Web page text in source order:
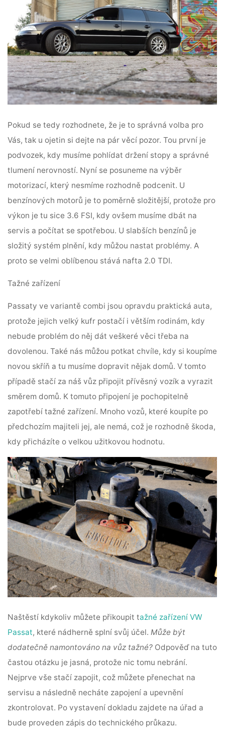
Pokud se tedy rozhodnete, že je to správná volba pro
Vás, tak u ojetin si dejte na pár věcí pozor. Tou první je
podvozek, kdy musíme pohlídat držení stopy a správné
tlumení nerovností. Nyní se posuneme na výběr
motorizací, který nesmíme rozhodně podcenit. U
benzínových motorů je to poměrně složitější, protože pro
výkon je tu sice 3.6 FSI, kdy ovšem musíme dbát na
servis a počítat se spotřebou. U slabších benzínů je
složitý systém plnění, kdy můžou nastat problémy. A
proto se velmi oblíbenou stává nafta 2.0 TDI.
Tažné zařízení
Passaty ve variantě combi jsou opravdu praktická auta,
protože jejich velký kufr postačí i větším rodinám, kdy
nebude problém do něj dát veškeré věci třeba na
dovolenou. Také nás můžou potkat chvíle, kdy si koupíme
novou skříň a tu musíme dopravit nějak domů. V tomto
případě stačí za náš vůz připojit přívěsný vozík a vyrazit
směrem domů. K tomuto připojení je pochopitelně
zapotřebí tažné zařízení. Mnoho vozů, které koupíte po
předchozím majiteli jej, ale nemá, což je rozhodně škoda,
kdy přicházíte o velkou užitkovou hodnotu.
Naštěstí kdykoliv můžete přikoupit tažné zařízení VW
Passat, které nádherně splní svůj účel.Může být
dodatečně namontováno na vůz tažné? Odpověď na tuto
častou otázku je jasná, protože nic tomu nebrání.
Nejprve vše stačí zapojit, což můžete přenechat na
servisu a následně necháte zapojení a upevnění
zkontrolovat. Po vystavení dokladu zajdete na úřad a
bude proveden zápis do technického průkazu.